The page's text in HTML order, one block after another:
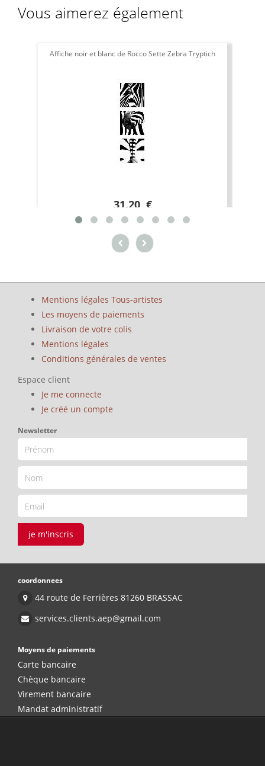
Vous aimerez également
Affiche noir et blanc de Rocco Sette Zebra Tryptich
31.20 €
Mentions légales Tous-artistes
Les moyens de paiements
Livraison de votre colis
Mentions légales
Conditions générales de ventes
Espace client
Je me connecte
Je créé un compte
Newsletter
je m'inscris
coordonnees
44 route de Ferrières 81260 BRASSAC
services.clients.aep@gmail.com
Moyens de paiements
Carte bancaire
Chèque bancaire
Virement bancaire
Mandat administratif